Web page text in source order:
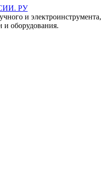
и электроинструмента,
и оборудования.